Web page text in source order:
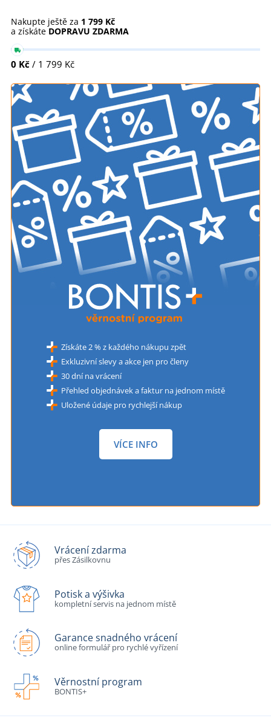
Nakupte ještě za 1 799 Kč
a získáte DOPRAVU ZDARMA
0 Kč / 1 799 Kč
Získáte 2 % z každého nákupu zpět
Exkluzivní slevy a akce jen pro členy
30 dní na vrácení
Přehled objednávek a faktur na jednom místě
Uložené údaje pro rychlejší nákup
VÍCE INFO
Vrácení zdarma
přes Zásilkovnu
Potisk a výšivka
kompletní servis na jednom místě
Garance snadného vrácení
online formulář pro rychlé vyřízení
Věrnostní program
BONTIS+